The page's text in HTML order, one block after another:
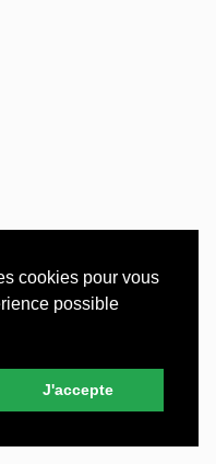
cookies pour vous
possible
J'accepte